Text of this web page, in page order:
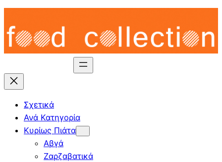
Skip
content
Σχετικά
Ανά Κατηγορία
Κυρίως Πιάτα
Αβγά
Ζαρζαβατικά